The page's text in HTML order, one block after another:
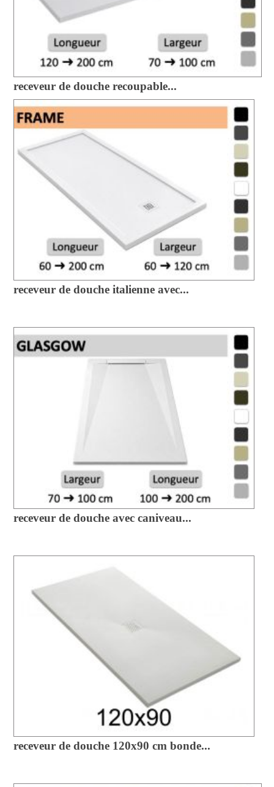
receveur de douche recoupable...
receveur de douche italienne avec...
receveur de douche avec caniveau...
receveur de douche 120x90 cm bonde...